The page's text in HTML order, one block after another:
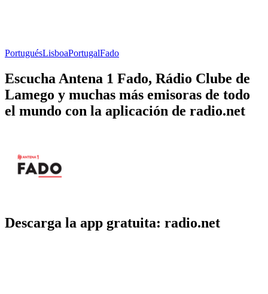
PortuguésLisboaPortugalFado
Escucha Antena 1 Fado, Rádio Clube de
Lamego y muchas más emisoras de todo
el mundo con la aplicación de radio.net
Descarga la app gratuita: radio.net